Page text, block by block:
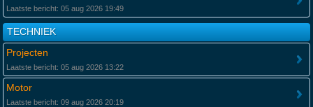
Laatste bericht: 05 aug 2026 19:49
TECHNIEK
Projecten
Laatste bericht: 05 aug 2026 13:22
Motor
Laatste bericht: 09 aug 2026 20:19